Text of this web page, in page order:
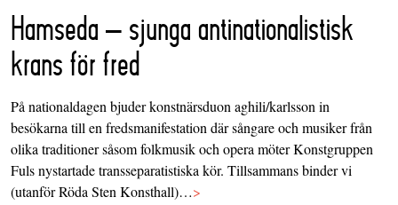
Hamseda – sjunga antinationalistisk
krans för fred
På nationaldagen bjuder konstnärsduon aghili/karlsson in
besökarna till en fredsmanifestation där sångare och musiker från
olika traditioner såsom folkmusik och opera möter Konstgruppen
Fuls nystartade transseparatistiska kör. Tillsammans binder vi
(utanför Röda Sten Konsthall)…>